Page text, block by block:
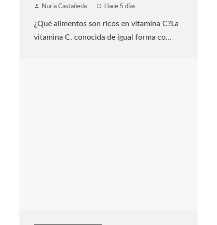
Nuria Castañeda Hace 5 días
¿Qué alimentos son ricos en vitamina C?La
vitamina C, conocida de igual forma co...